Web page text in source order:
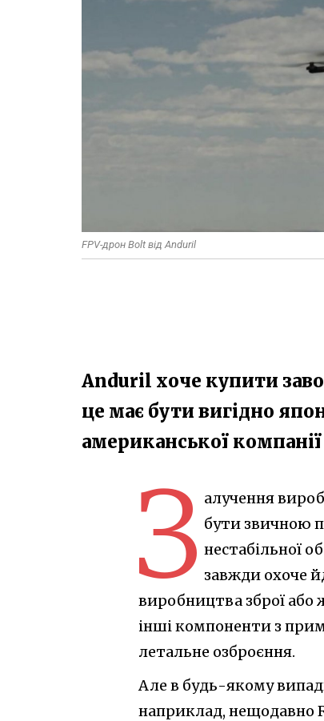
FPV-дрон Bolt від Anduril
Anduril хоче купити
це має бути вигідно
американської
З алучення
бути звичною
нестабільної
завжди охоче
виробництва зброї
інші компоненти з
летальне озброєння.
Але в будь-якому
наприклад, нещодавно